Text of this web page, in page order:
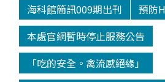
海科館簡訊009期出刊
預防
本處官網暫時停止服務公告
「吃的安全。禽流感絕緣」